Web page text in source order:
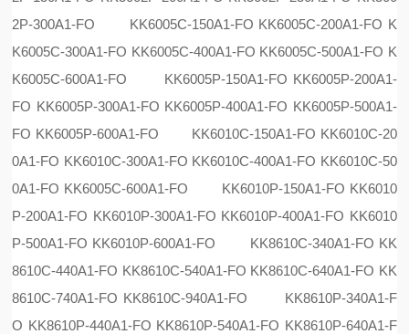
2P-300A1-FO KK6005C-150A1-FO KK6005C-200A1-FO K
K6005C-300A1-FO KK6005C-400A1-FO KK6005C-500A1-FO K
K6005C-600A1-FO KK6005P-150A1-FO KK6005P-200A1-
FO KK6005P-300A1-FO KK6005P-400A1-FO KK6005P-500A1-
FO KK6005P-600A1-FO KK6010C-150A1-FO KK6010C-20
0A1-FO KK6010C-300A1-FO KK6010C-400A1-FO KK6010C-50
0A1-FO KK6005C-600A1-FO KK6010P-150A1-FO KK6010
P-200A1-FO KK6010P-300A1-FO KK6010P-400A1-FO KK6010
P-500A1-FO KK6010P-600A1-FO KK8610C-340A1-FO KK
8610C-440A1-FO KK8610C-540A1-FO KK8610C-640A1-FO KK
8610C-740A1-FO KK8610C-940A1-FO KK8610P-340A1-F
O KK8610P-440A1-FO KK8610P-540A1-FO KK8610P-640A1-F